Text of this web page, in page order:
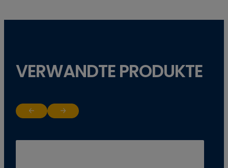
VERWANDTE PRODUKTE
Return to previous slide
Jump to next slide